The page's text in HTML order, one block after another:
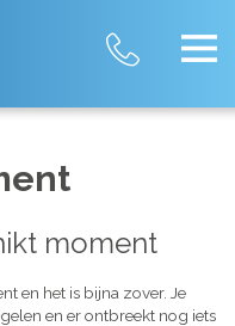
moment
en het is bijna zover. Je
en er ontbreekt nog iets